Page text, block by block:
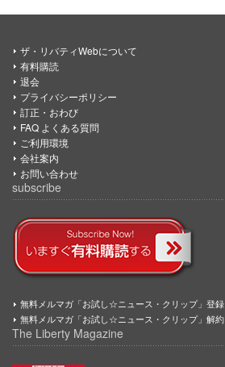
ザ・リバティWebについて
有料購読
退会
プライバシーポリシー
訂正・おわび
FAQ よくある質問
ご利用環境
会社案内
お問い合わせ
subscribe
無料メルマガ「お試し☆ニュース・クリップ」登録
無料メルマガ「お試し☆ニュース・クリップ」解約
The Liberty Magazine